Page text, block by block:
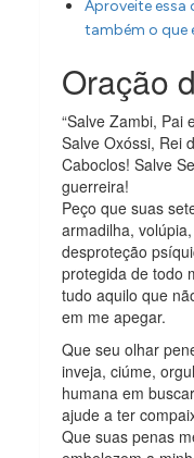
Aproveite essa
também o que
Oração
“Salve Zambi, Pai
Salve Oxóssi, Rei
Caboclos! Salve
guerreira!
Peço que suas
armadilha,
desproteção
protegida de todo
tudo aquilo que
em me apegar.
Que seu olhar
inveja, ciúme,
humana em
ajude a ter
Que suas penas